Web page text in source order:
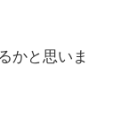
かと思いま